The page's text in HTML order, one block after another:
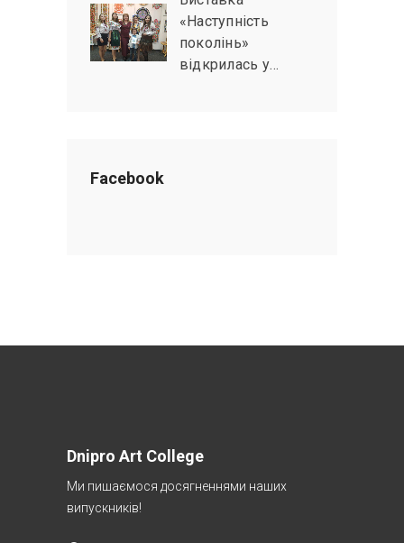
«Наступність
поколінь»
відкрилась у…
Facebook
Dnipro Art College
Ми пишаємося досягненнями наших
випускників!